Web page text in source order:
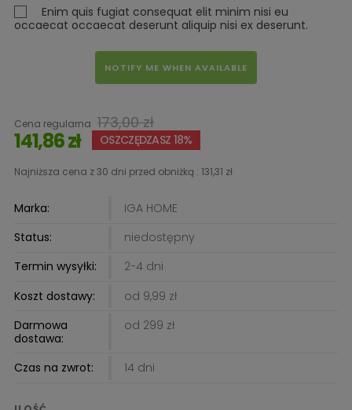
Enim quis fugiat consequat elit minim nisi eu
occaecat occaecat deserunt aliquip nisi ex deserunt.
NOTIFY ME WHEN AVAILABLE
Cena regularna 173,00 zł
141,86 zł OSZCZĘDZASZ 18%
Najniższa cena z 30 dni przed obniżką : 131,31 zł
Marka:
IGA HOME
Status:
niedostępny
Termin wysyłki:
2-4 dni
Koszt dostawy:
od 9,99 zł
Darmowa
dostawa:
od 299 zł
Czas na zwrot: 14 dni